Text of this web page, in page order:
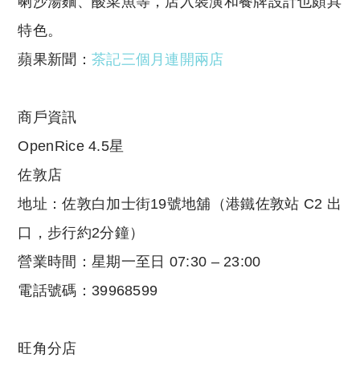
特色。
蘋果新聞： 茶記三個月連開兩店
商戶資訊
OpenRice 4.5星
佐敦店
地址：佐敦白加士街19號地舖（港鐵佐敦站 C2 出
口，步行約2分鐘）
營業時間：星期一至日 07:30 – 23:00
電話號碼：39968599
旺角分店